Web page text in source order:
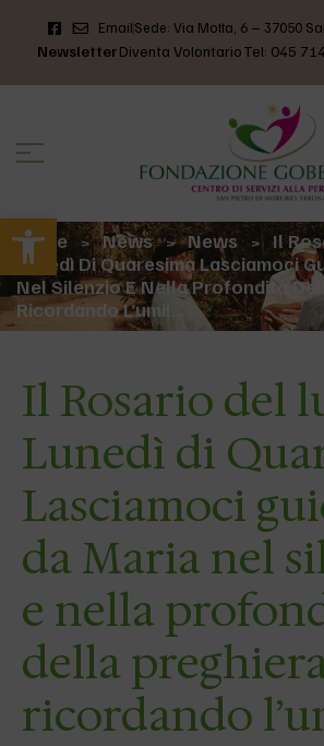
Apri la barra degli strumenti
EmailSede: Via Motta, 6 – 37050
NewsletterDiventa VolontarioTel: 045
Home > News > News >
Il
Lunedì Di Quaresima Lasciamoci
Nel Silenzio E Nella Profondità
Ricordando L’umil…
Il Rosario del
Lunedì di
Lasciamoci
da Maria nel
e nella
della
ricordando